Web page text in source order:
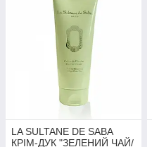
LA SULTANE DE SABA
КРІМ-ДУК "ЗЕЛЕНИЙ ЧАЙ/